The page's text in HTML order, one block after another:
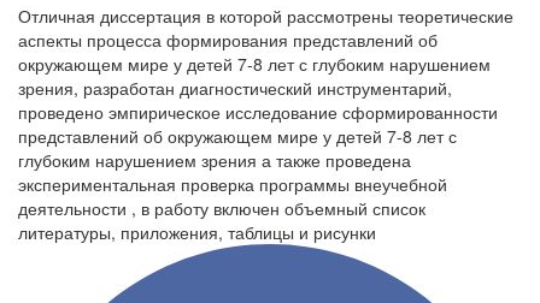
Отличная диссертация в которой рассмотрены теоретические
аспекты процесса формирования представлений об
окружающем мире у детей 7-8 лет с глубоким нарушением
зрения, разработан диагностический инструментарий,
проведено эмпирическое исследование сформированности
представлений об окружающем мире у детей 7-8 лет с
глубоким нарушением зрения а также проведена
экспериментальная проверка программы внеучебной
деятельности , в работу включен объемный список
литературы, приложения, таблицы и рисунки